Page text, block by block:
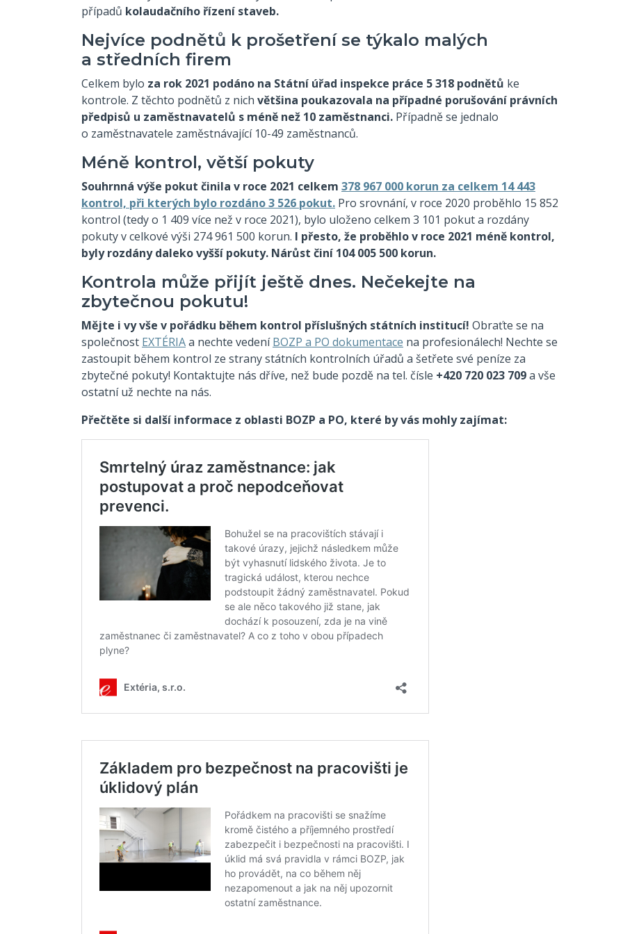
případů kolaudačního řízení staveb.
Nejvíce podnětů k prošetření se týkalo malých
a středních firem
Celkem bylo za rok 2021 podáno na Státní úřad inspekce práce 5 318 podnětů ke
kontrole. Z těchto podnětů z nich většina poukazovala na případné porušování právních
předpisů u zaměstnavatelů s méně než 10 zaměstnanci. Případně se jednalo
o zaměstnavatele zaměstnávající 10-49 zaměstnanců.
Méně kontrol, větší pokuty
Souhrnná výše pokut činila v roce 2021 celkem 378 967 000 korun za celkem 14 443
kontrol, při kterých bylo rozdáno 3 526 pokut. Pro srovnání, v roce 2020 proběhlo 15 852
kontrol (tedy o 1 409 více než v roce 2021), bylo uloženo celkem 3 101 pokut a rozdány
pokuty v celkové výši 274 961 500 korun. I přesto, že proběhlo v roce 2021 méně kontrol,
byly rozdány daleko vyšší pokuty. Nárůst činí 104 005 500 korun.
Kontrola může přijít ještě dnes. Nečekejte na
zbytečnou pokutu!
Mějte i vy vše v pořádku během kontrol příslušných státních institucí! Obraťte se na
společnost EXTÉRIAa nechte vedeníBOZP a PO dokumentace na profesionálech! Nechte se
zastoupit během kontrol ze strany státních kontrolních úřadů a šetřete své peníze za
zbytečné pokuty! Kontaktujte nás dříve, než bude pozdě na tel. čísle +420 720 023 709a vše
ostatní už nechte na nás.
Přečtěte si další informace z oblasti BOZP a PO, které by vás mohly zajímat: